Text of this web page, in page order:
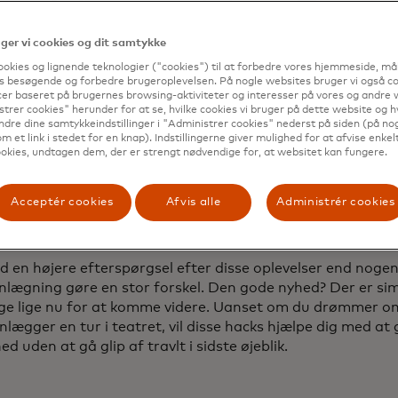
os årets udgang, vil mange af os begynde at
slappe af på et wellness-retreat, rejse til udlandet eller
forskning vist, at forbrugere prioriterer at skabe
en højere efterspørgsel efter disse oplevelser end
gøre en stor forskel. Den gode nyhed? Der er
lige nu for at komme videre. Uanset om du drømmer
en tur i teatret, vil disse hacks hjælpe dig med at
uden at gå glip af travlt i sidste øjeblik.
vi cookies og dit samtykke
og lignende teknologier ("cookies") til at forbedre vores hjemmeside,
besøgende og forbedre brugeroplevelsen. På nogle websites bruger vi også
baseret på brugernes browsing-aktiviteter og interesser på vores og andre
cookies" herunder for at se, hvilke cookies vi bruger på dette website og
dine samtykkeindstillinger i "Administrer cookies" nederst på siden (på
et link i stedet for en knap). Indstillingerne giver mulighed for at afvise
undtagen dem, der er strengt nødvendige for, at websitet kan fungere.
Acceptér cookies Afvis alle Administrér cookies